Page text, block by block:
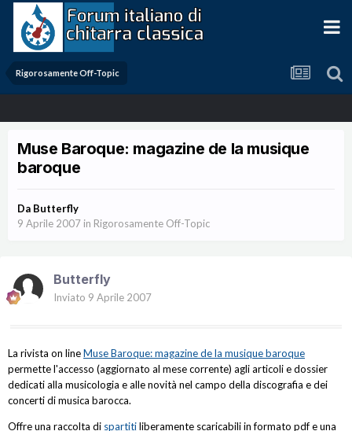
Rigorosamente Off-Topic
Muse Baroque: magazine de la musique
baroque
Da Butterfly
9 Aprile 2007 in Rigorosamente Off-Topic
Butterfly
Inviato 9 Aprile 2007
La rivista on lineMuse Baroque: magazine de la musique baroque
permette l'accesso (aggiornato al mese corrente) agli articoli e dossier
dedicati alla musicologia e alle novità nel campo della discografia e dei
concerti di musica barocca.
Offre una raccolta di spartitiliberamente scaricabili in formato pdf e una